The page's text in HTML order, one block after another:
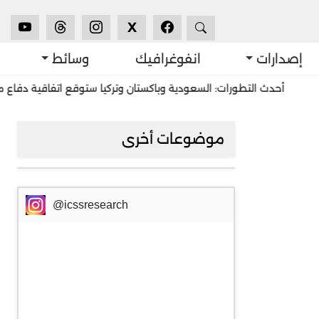
X
إصدارات انفوغرافيك وسائط
أحدث التطورات: السعودية وباكستان وتركيا ستوقع اتفاقية دفاع
موضوعات أخرى
@icssresearch